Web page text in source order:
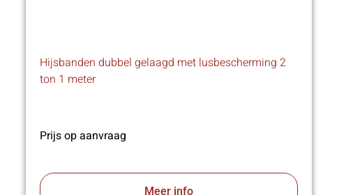
Hijsbanden dubbel gelaagd met lusbescherming 2
ton 1 meter
Prijs op aanvraag
Meer info